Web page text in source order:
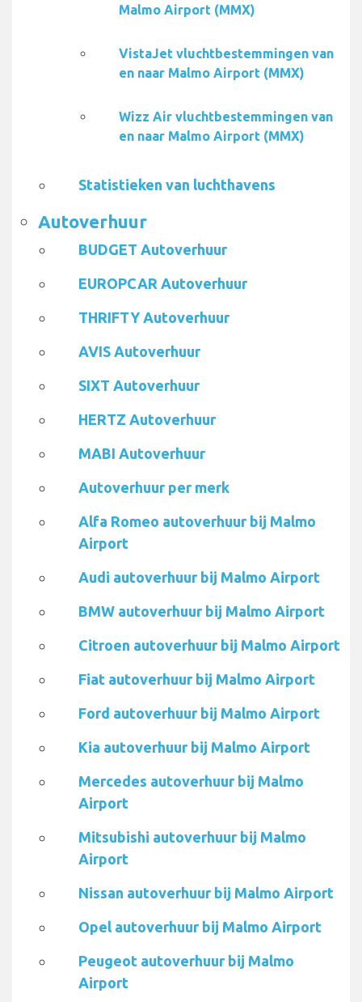
Malmo Airport (MMX)
VistaJet vluchtbestemmingen van
en naar Malmo Airport (MMX)
Wizz Air vluchtbestemmingen van
en naar Malmo Airport (MMX)
Statistieken van luchthavens
Autoverhuur
BUDGET Autoverhuur
EUROPCAR Autoverhuur
THRIFTY Autoverhuur
AVIS Autoverhuur
SIXT Autoverhuur
HERTZ Autoverhuur
MABI Autoverhuur
Autoverhuur per merk
Alfa Romeo autoverhuur bij Malmo
Airport
Audi autoverhuur bij Malmo Airport
BMW autoverhuur bij Malmo Airport
Citroen autoverhuur bij Malmo Airport
Fiat autoverhuur bij Malmo Airport
Ford autoverhuur bij Malmo Airport
Kia autoverhuur bij Malmo Airport
Mercedes autoverhuur bij Malmo
Airport
Mitsubishi autoverhuur bij Malmo
Airport
Nissan autoverhuur bij Malmo Airport
Opel autoverhuur bij Malmo Airport
Peugeot autoverhuur bij Malmo
Airport